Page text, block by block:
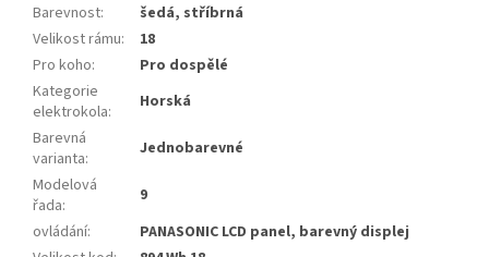
Barevnost:
šedá, stříbrná
Velikost rámu:
18
Pro koho:
Pro dospělé
Kategorie
elektrokola:
Horská
Barevná
varianta:
Jednobarevné
Modelová
řada:
9
ovládání:
PANASONIC LCD panel, barevný displej